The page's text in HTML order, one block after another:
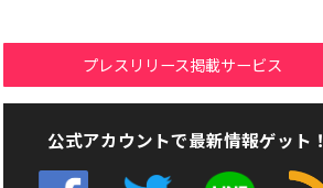
プレスリリース掲載サービス
公式アカウントで最新情報ゲット！